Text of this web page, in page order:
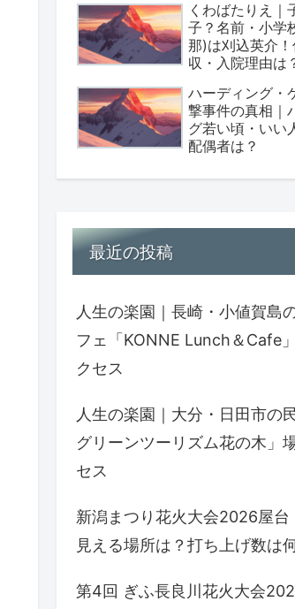
くわばたりえ｜
子？名前・小学
那)は刈込英介
収・入院理由は
ハーディング・
撃事件の真相｜
グ若い頃・いい
配偶者は？
最近の投稿
人生の楽園｜長崎・小値賀島
フェ「KONNE Lunch＆Cafe
クセス
人生の楽園｜大分・日田市の
グリーンツーリズム花の木」
セス
新潟まつり花火大会2026屋台
見える場所は？打ち上げ数は
第4回 ぎふ長良川花火大会